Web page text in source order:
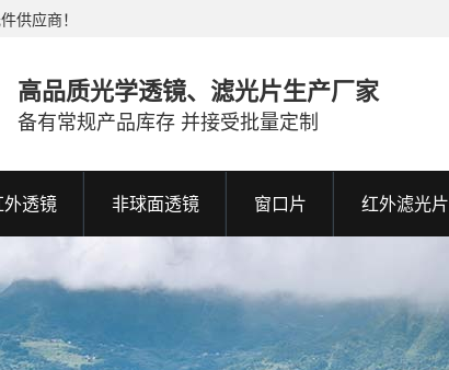
供应商！
高品质光学透镜、滤光片生产厂家
备有常规产品库存 并接受批量定制
外透镜 非球面透镜 窗口片 红外滤光片